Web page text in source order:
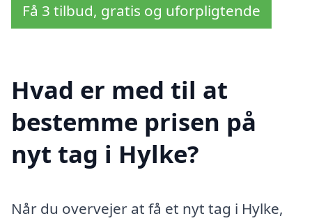
Få 3 tilbud, gratis og uforpligtende
Hvad er med til at
bestemme prisen på
nyt tag i Hylke?
Når du overvejer at få et nyt tag i Hylke,